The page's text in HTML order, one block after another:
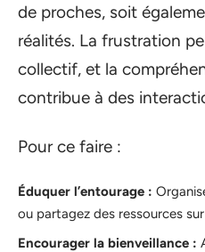
de proches, soit
réalités. La frustration
collectif, et la
contribue à des
Pour ce faire :
Éduquer l’entourage :
ou partagez des ressources
Encourager la bienveillance :